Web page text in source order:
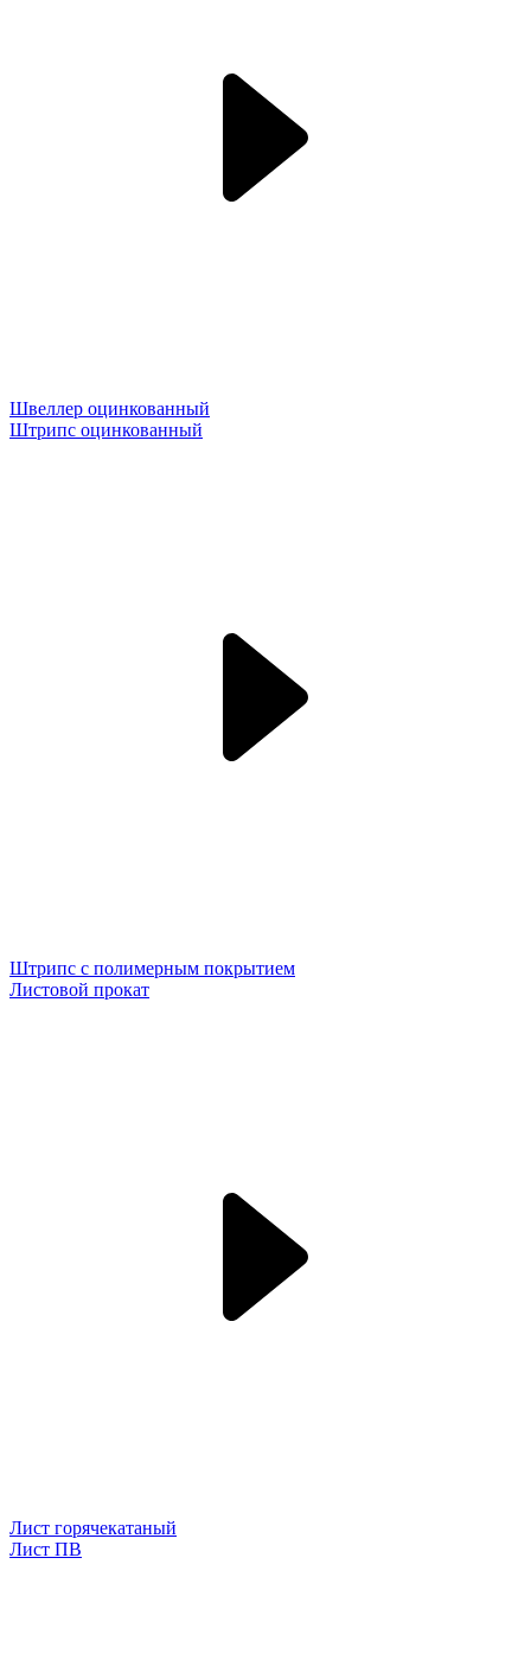
Швеллер оцинкованный
Штрипс оцинкованный
Штрипс с полимерным покрытием
Листовой прокат
Лист горячекатаный
Лист ПВ